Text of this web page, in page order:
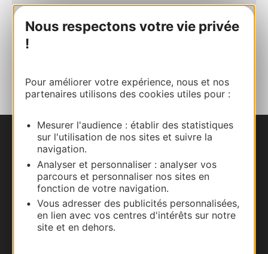
Nous respectons votre vie privée
!
Pour améliorer votre expérience, nous et nos
partenaires utilisons des cookies utiles pour :
Mesurer l'audience : établir des statistiques
sur l'utilisation de nos sites et suivre la
navigation.
Analyser et personnaliser : analyser vos
parcours et personnaliser nos sites en
fonction de votre navigation.
Vous adresser des publicités personnalisées,
en lien avec vos centres d'intérêts sur notre
site et en dehors.
Facebook
Nous contacter
Carte interactive
Documentation